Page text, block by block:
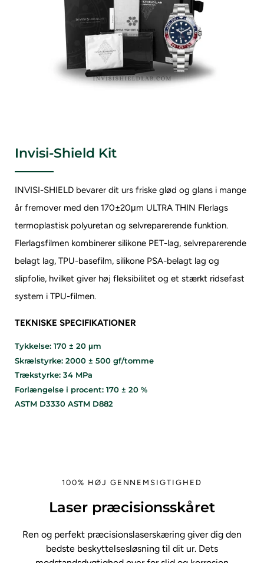
Invisi-Shield Kit
INVISI-SHIELD bevarer dit urs friske glød og glans i mange
år fremover med den 170±20μm ULTRA THIN Flerlags
termoplastisk polyuretan og selvreparerende funktion.
Flerlagsfilmen kombinerer silikone PET-lag, selvreparerende
belagt lag, TPU-basefilm, silikone PSA-belagt lag og
slipfolie, hvilket giver høj fleksibilitet og et stærkt ridsefast
system i TPU-filmen.
TEKNISKE SPECIFIKATIONER
Tykkelse: 170 ± 20 μm
Skrælstyrke: 2000 ± 500 gf/tomme
Trækstyrke: 34 MPa
Forlængelse i procent: 170 ± 20 %
ASTM D3330 ASTM D882
100% HØJ GENNEMSIGTIGHED
Laser præcisionsskåret
Ren og perfekt præcisionslaserskæring giver dig den
bedste beskyttelsesløsning til dit ur. Dets